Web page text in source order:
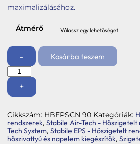
maximalizálásához.
Átmérő
-
EPS
könyökidom
mennyiség
+
Kosárba teszem
Cikkszám: HBEPSCN 90 Kategóriák:
rendszerek, Stabile Air-Tech -
Tech System, Stabile EPS - Hőszigetelt
hőszivattyú és napelem kiegészítők,